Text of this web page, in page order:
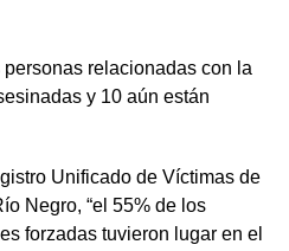
relacionadas con la
y 10 aún están
Unificado de Víctimas de
Negro, “el 55% de los
forzadas tuvieron lugar en el